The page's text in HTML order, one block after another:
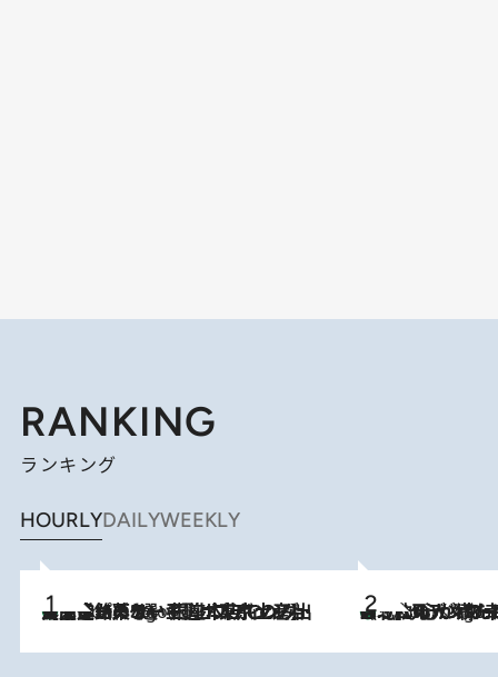
RANKING
ランキング
HOURLYDAILYWEEKLY
3 Hours Ago
【間違いのない王道・東京土産】資生堂パーラー 銀座本店でのみ出会える銘菓5選《極上プディング・濃厚チーズケーキ・ボンボンショコラほか》 3 Hours Ago
《北欧の人々の幸福度が高いのは…》元デンマーク親善大使が出会った“心が満たされる暮らし”「いいかげんにヒュッゲしなさい！」